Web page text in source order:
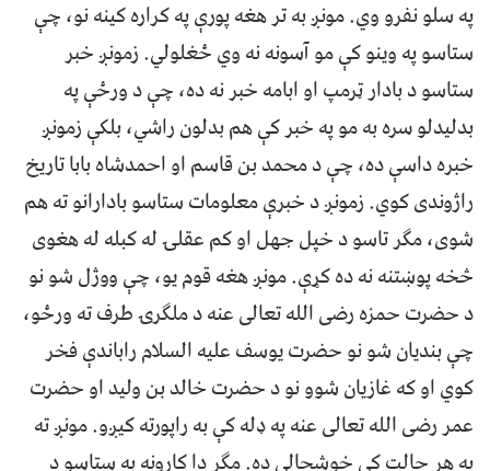
په سلو نفرو وي. مونږ به تر هغه پورې په کراره کینه نو، چې
ستاسو په وینو کې مو آسونه نه وي ځغلولي. زمونږ خبر
ستاسو د بادار ټرمپ او ابامه خبر نه ده، چې د ورځې په
بدلیدلو سره به مو په خبر کې هم بدلون راشي، بلکې زمونږ
خبره داسې ده، چې د محمد بن قاسم او احمدشاه بابا تاریخ
راژوندی کوي. زمونږ د خبرې معلومات ستاسو بادارانو ته هم
شوی، مګر تاسو د خپل جهل او کم عقلۍ له کبله له هغوی
څخه پوښتنه نه ده کړې. مونږ هغه قوم یو، چې ووژل شو نو
د حضرت حمزه رضی الله تعالی عنه د ملګرۍ طرف ته ورځو،
چې بندیان شو نو حضرت یوسف علیه السلام راباندې فخر
کوي او که غازیان شوو نو د حضرت خالد بن ولید او حضرت
عمر رضی الله تعالی عنه په ډله کې به راپورته کیږو. مونږ ته
په هر حالت کې خوشحالي ده. مګر دا کارونه به ستاسو د